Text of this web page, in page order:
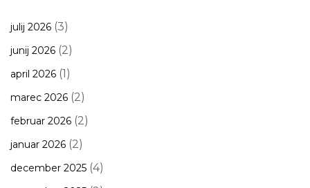
julij 2026 (3)
junij 2026 (2)
april 2026 (1)
marec 2026 (2)
februar 2026 (2)
januar 2026 (2)
december 2025 (4)